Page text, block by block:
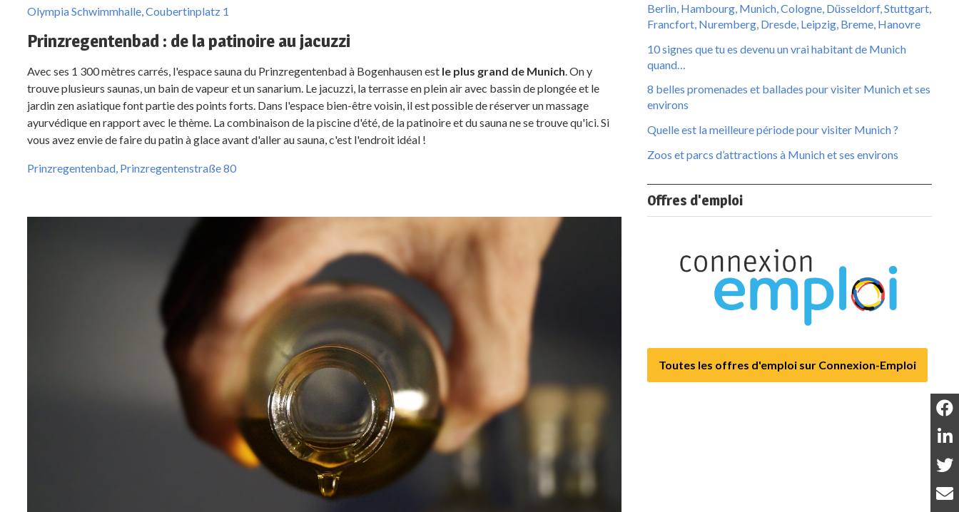
Olympia Schwimmhalle, Coubertinplatz 1
Prinzregentenbad : de la patinoire au jacuzzi
Avec ses 1 300 mètres carrés, l'espace sauna du Prinzregentenbad à Bogenhausen est le plus grand de Munich. On y
trouve plusieurs saunas, un bain de vapeur et un sanarium. Le jacuzzi, la terrasse en plein air avec bassin de plongée et le
jardin zen asiatique font partie des points forts. Dans l'espace bien-être voisin, il est possible de réserver un massage
ayurvédique en rapport avec le thème. La combinaison de la piscine d'été, de la patinoire et du sauna ne se trouve qu'ici. Si
vous avez envie de faire du patin à glace avant d'aller au sauna, c'est l'endroit idéal !
Prinzregentenbad, Prinzregentenstraße 80
Berlin, Hambourg, Munich, Cologne, Düsseldorf, Stuttgart,
Francfort, Nuremberg, Dresde, Leipzig, Breme, Hanovre
10 signes que tu es devenu un vrai habitant de Munich
quand…
8 belles promenades et ballades pour visiter Munich et ses
environs
Quelle est la meilleure période pour visiter Munich ?
Zoos et parcs d’attractions à Munich et ses environs
Offres d'emploi
Toutes les offres d'emploi sur Connexion-Emploi